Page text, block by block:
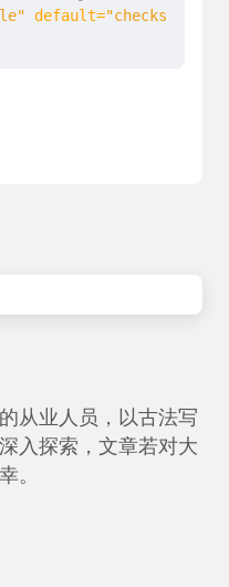
default="checkstyle"
eclipseworkspace/
，可替换成公司自己的规范 --
value=
-->
value=
从业人员，以古法写
入探索，文章若对大
。